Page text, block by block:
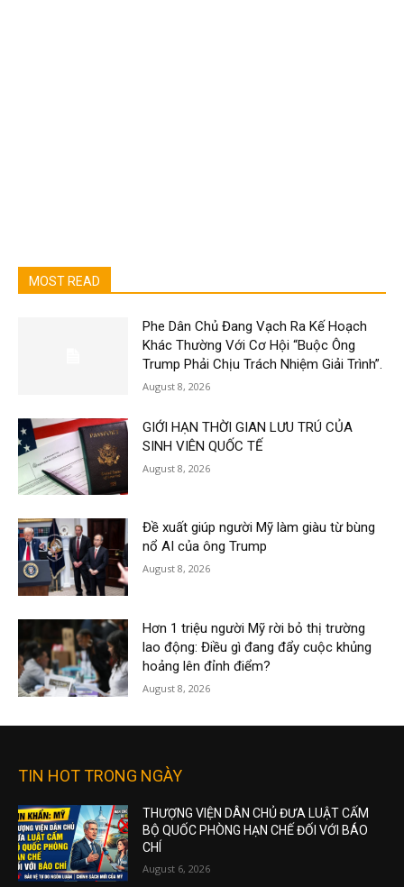
MOST READ
Phe Dân Chủ Đang Vạch Ra Kế Hoạch
Khác Thường Với Cơ Hội “Buộc Ông
Trump Phải Chịu Trách Nhiệm Giải Trình”.
August 8, 2026
GIỚI HẠN THỜI GIAN LƯU TRÚ CỦA
SINH VIÊN QUỐC TẾ
August 8, 2026
Đề xuất giúp người Mỹ làm giàu từ bùng
nổ AI của ông Trump
August 8, 2026
Hơn 1 triệu người Mỹ rời bỏ thị trường
lao động: Điều gì đang đẩy cuộc khủng
hoảng lên đỉnh điểm?
August 8, 2026
TIN HOT TRONG NGÀY
THƯỢNG VIỆN DÂN CHỦ ĐƯA LUẬT CẤM
BỘ QUỐC PHÒNG HẠN CHẾ ĐỐI VỚI BÁO
CHÍ
August 6, 2026